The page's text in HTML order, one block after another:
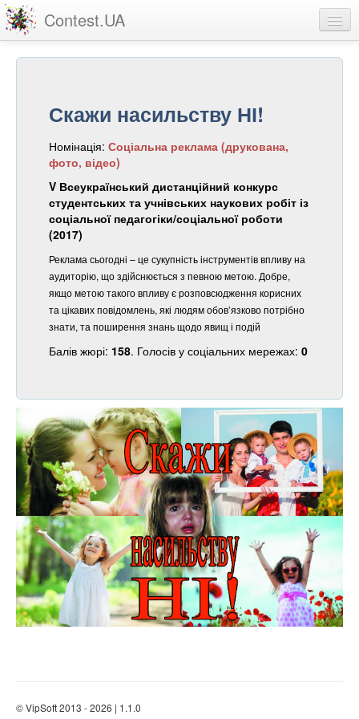
Contest.UA
Статистика
Про проект
реєстрація
Скажи насильству НІ!
Номінація: Соціальна реклама (друкована,
фото, відео)
V Всеукраїнський дистанційний конкурс
студентських та учнівських наукових робіт із
соціальної педагогіки/соціальної роботи
(2017)
Реклама сьогодні – це сукупність інструментів впливу на
аудиторію, що здійснюється з певною метою. Добре,
якщо метою такого впливу є розповсюдження корисних
та цікавих повідомлень, які людям обов’язково потрібно
знати, та поширення знань щодо явищ і подій
Балів жюрі: 158. Голосів у соціальних мережах: 0
© VipSoft 2013 - 2026 | 1.1.0